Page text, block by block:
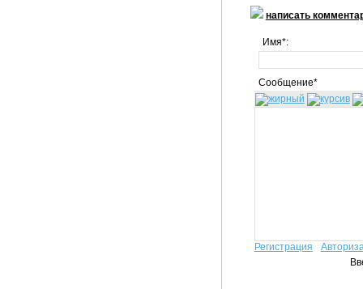
написать
Имя*:
Сообщение*
Регистрация